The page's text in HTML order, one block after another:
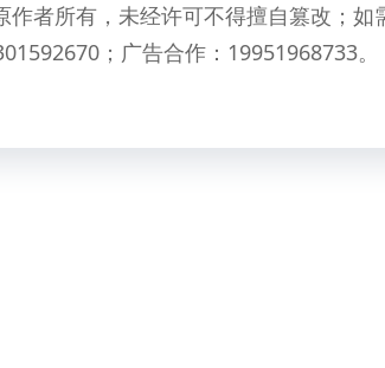
作者所有，未经许可不得擅自篡改；
；广告合作：19951968733。